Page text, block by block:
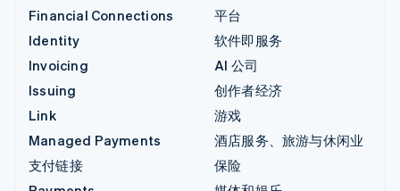
Financial Connections
Identity
Invoicing
Issuing
Link
Managed Payments
支付链接
平台
软件即服务
AI 公司
创作者经济
游戏
酒店服务、旅游与休闲业
保险